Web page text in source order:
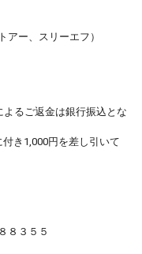
アー、スリーエフ）
るご返金は銀行振込とな
き1,000円を差し引いて
３５５